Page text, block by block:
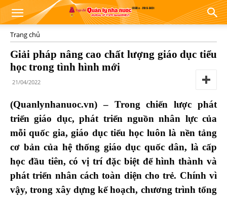
Trang chủ
Giải pháp nâng cao chất lượng giáo dục tiểu
học trong tình hình mới
21/04/2022
(Quanlynhanuoc.vn) – Trong chiến lược phát
triển giáo dục, phát triển nguồn nhân lực của
mỗi quốc gia, giáo dục tiểu học luôn là nền tảng
cơ bản của hệ thống giáo dục quốc dân, là cấp
học đầu tiên, có vị trí đặc biệt để hình thành và
phát triển nhân cách toàn diện cho trẻ. Chính vì
vậy, trong xây dựng kế hoạch, chương trình tổng